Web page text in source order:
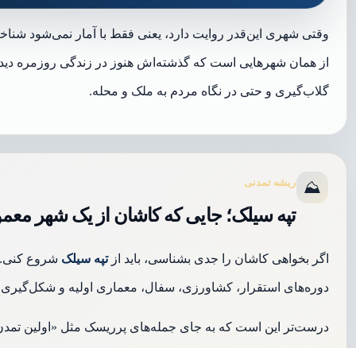
وقتی شهری این‌قدر روایت دارد، یعنی فقط با آمار نمی‌شود
از همان شهرهایی است که گذشته‌اش هنوز در زندگی روزمره
گلاب‌گیری و حتی در نگاه مردم به ملک و محله.
⛰️ ریشه تمدنی
تپه سیلک؛ جایی که کاشان از یک شهر
اگر بخواهی کاشان را جدی بشناسی، باید ازتپه سیلک شروع کنی.
دوره‌های استقرار، کشاورزی، سفال، معماری اولیه و
درست‌تر این است که به جای جمله‌های پرریسک مثل «اولین